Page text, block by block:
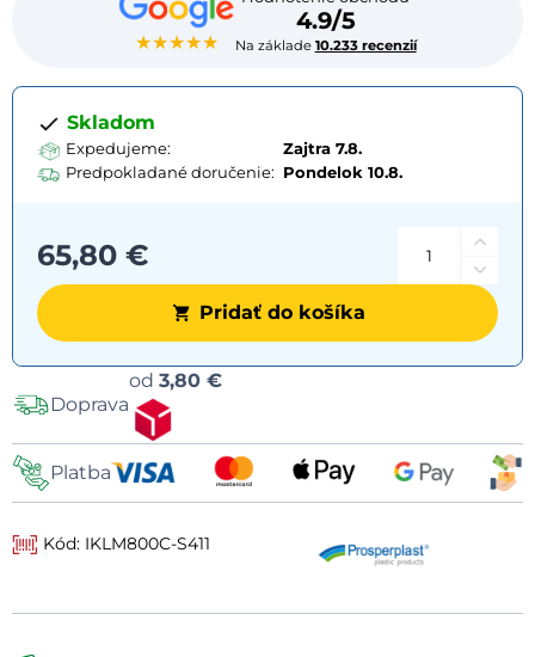
★★★★★
4.9/5
Na základe 10.233 recenzií
Skladom
Expedujeme:
Zajtra 7.8.
Predpokladané doručenie: Pondelok 10.8.
65,80 €
Pridať do košíka
Doprava
od 3,80 €
Platba
Kód: IKLM800C-S411